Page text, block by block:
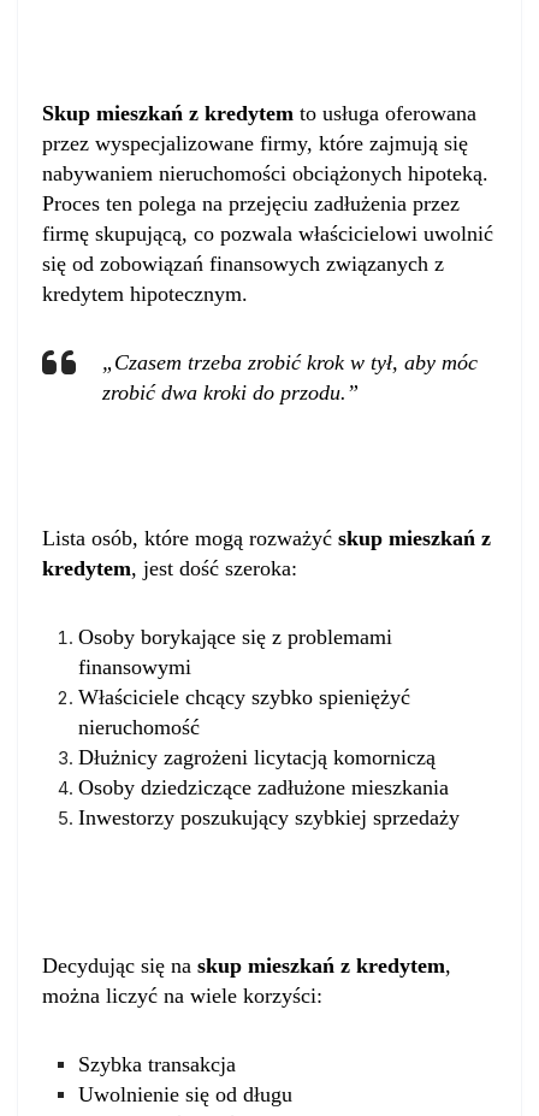
Skup mieszkań z kredytem to usługa oferowana
przez wyspecjalizowane firmy, które zajmują się
nabywaniem nieruchomości obciążonych hipoteką.
Proces ten polega na przejęciu zadłużenia przez
firmę skupującą, co pozwala właścicielowi uwolnić
się od zobowiązań finansowych związanych z
kredytem hipotecznym.
„Czasem trzeba zrobić krok w tył, aby móc
zrobić dwa kroki do przodu.”
Lista osób, które mogą rozważyć skup mieszkań z
kredytem, jest dość szeroka:
Osoby borykające się z problemami
finansowymi
Właściciele chcący szybko spieniężyć
nieruchomość
Dłużnicy zagrożeni licytacją komorniczą
Osoby dziedziczące zadłużone mieszkania
Inwestorzy poszukujący szybkiej sprzedaży
Decydując się na skup mieszkań z kredytem,
można liczyć na wiele korzyści:
Szybka transakcja
Uwolnienie się od długu